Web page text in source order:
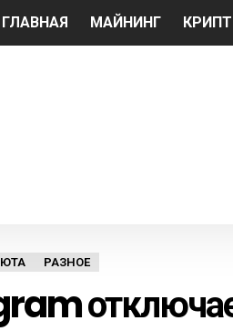
ГЛАВНАЯ МАЙНИНГ
РАЗНОЕ